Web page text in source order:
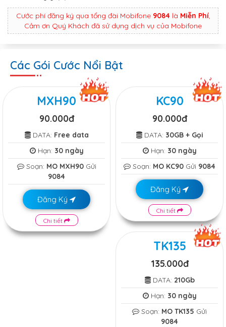
Cước phí đăng ký qua tổng đài Mobifone 9084là Miễn Phí,
Cảm ơn Quý Khách đã sử dụng dịch vụ của Mobifone
Các Gói Cước Nổi Bật
MXH90
90.000đ
DATA: Free data
Hạn: 30 ngày
Soạn: MO MXH90Gửi
9084
Đăng Ký
Chi tiết
KC90
90.000đ
DATA: 30GB + Gọi
Hạn: 30 ngày
Soạn: MO KC90 Gửi 9084
Đăng Ký
Chi tiết
TK135
135.000đ
DATA: 210Gb
Hạn: 30 ngày
Soạn: MO TK135 Gửi
9084